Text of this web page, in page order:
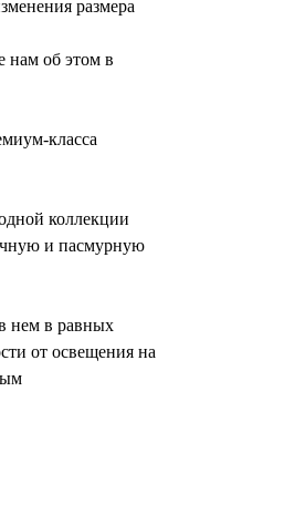
размера
нам об этом в
класса
коллекции
и пасмурную
нем в равных
от освещения на